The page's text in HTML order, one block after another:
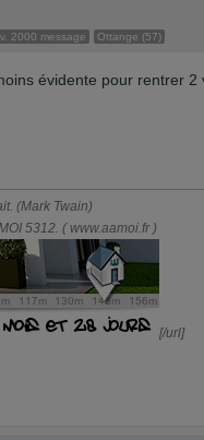
2000 message Ottange (57)
évidente pour rentrer
(Mark Twain)
5312. ( www.aamoi.fr )
[/url]